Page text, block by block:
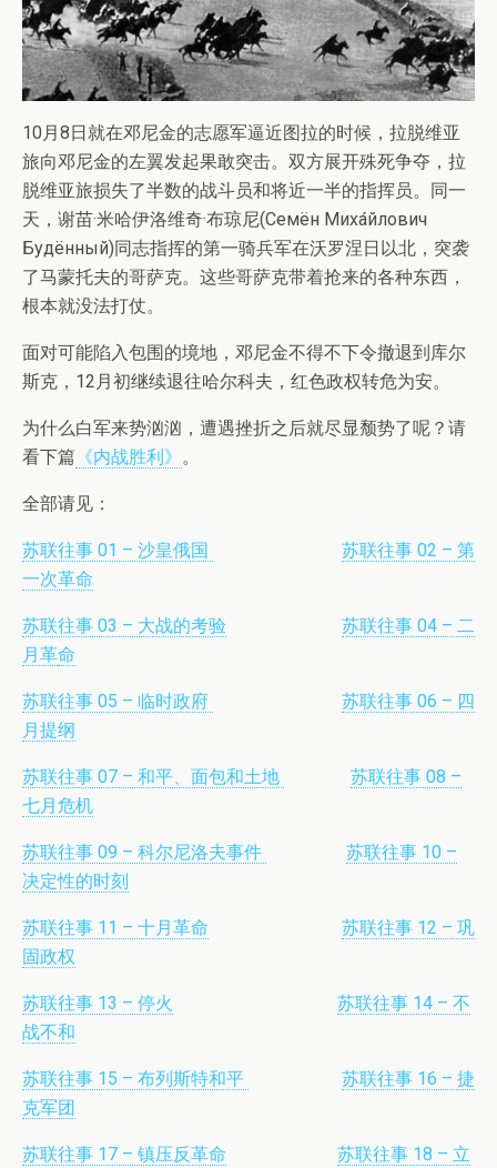
10月8日就在邓尼金的志愿军逼近图拉的时候，拉脱维亚
旅向邓尼金的左翼发起果敢突击。双方展开殊死争夺，拉
脱维亚旅损失了半数的战斗员和将近一半的指挥员。同一
天，谢苗·米哈伊洛维奇·布琼尼(Семён Миха́йлович
Будённый)同志指挥的第一骑兵军在沃罗涅日以北，突袭
了马蒙托夫的哥萨克。这些哥萨克带着抢来的各种东西，
根本就没法打仗。
面对可能陷入包围的境地，邓尼金不得不下令撤退到库尔
斯克，12月初继续退往哈尔科夫，红色政权转危为安。
为什么白军来势汹汹，遭遇挫折之后就尽显颓势了呢？请
看下篇 《内战胜利》 。
全部请见：
苏联往事 01 – 沙皇俄国
苏联往事 02 – 第
一次革命
苏联往事 03 – 大战的考验
苏联往事 04 – 二
月革命
苏联往事 05 – 临时政府
苏联往事 06 – 四
月提纲
苏联往事 07 – 和平、面包和土地
苏联往事 08 –
七月危机
苏联往事 09 – 科尔尼洛夫事件
苏联往事 10 –
决定性的时刻
苏联往事 11 – 十月革命
苏联往事 12 – 巩
固政权
苏联往事 13 – 停火
苏联往事 14 – 不
战不和
苏联往事 15 – 布列斯特和平
苏联往事 16 – 捷
克军团
苏联往事 17 – 镇压反革命
苏联往事 18 – 立